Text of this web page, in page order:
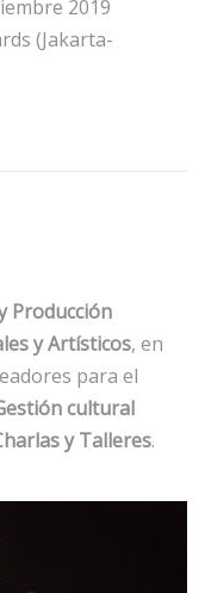
2019
(Jakarta-
Producción
y Artísticos, en
para el
cultural
y Talleres.